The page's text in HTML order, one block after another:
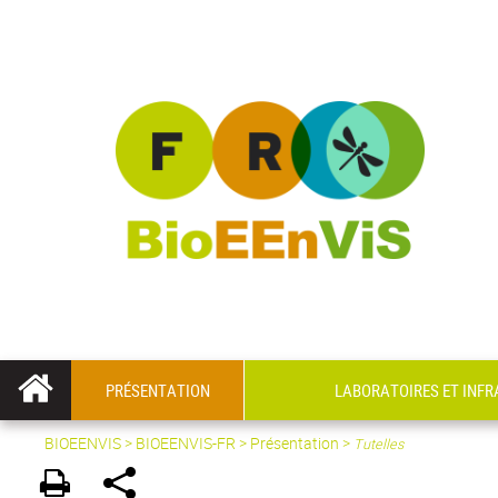
PRÉSENTATION LABORATOIRES ET
BIOEENVIS> BIOEENVIS-FR > Présentation > Tutelles